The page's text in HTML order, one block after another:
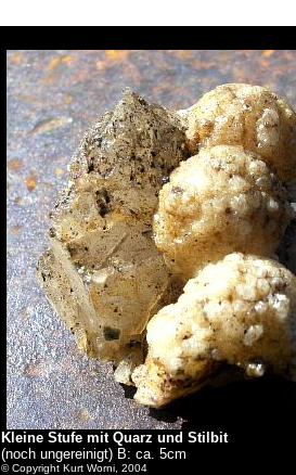
Kleine Stufe mit Quarz und Stilbit
(noch ungereinigt) B: ca. 5cm
© Copyright Kurt Worni, 2004